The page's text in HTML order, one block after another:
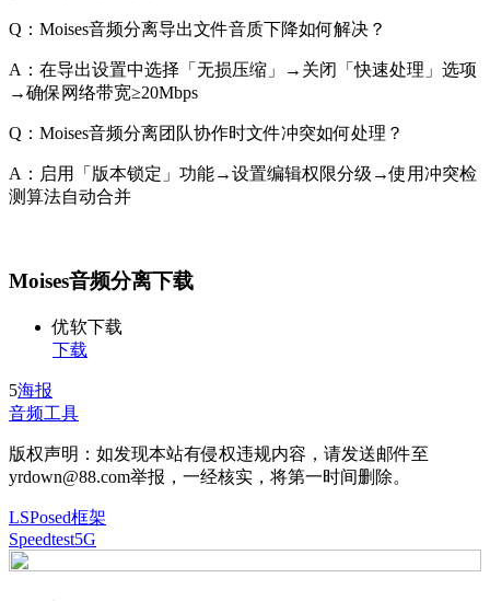
Q：Moises音频分离导出文件音质下降如何解决？
A：在导出设置中选择「无损压缩」→关闭「快速处理」选项
→确保网络带宽≥20Mbps
Q：Moises音频分离团队协作时文件冲突如何处理？
A：启用「版本锁定」功能→设置编辑权限分级→使用冲突检
测算法自动合并
Moises音频分离下载
优软下载
下载
5海报
音频工具
版权声明：如发现本站有侵权违规内容，请发送邮件至
yrdown@88.com举报，一经核实，将第一时间删除。
LSPosed框架
Speedtest5G